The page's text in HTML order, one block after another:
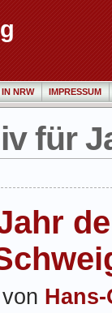
NRW IMPRESSUM
für